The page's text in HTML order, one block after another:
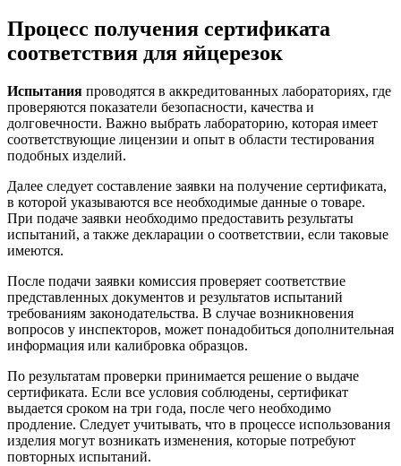
Процесс получения сертификата
соответствия для яйцерезок
Испытания проводятся в аккредитованных лабораториях, где
проверяются показатели безопасности, качества и
долговечности. Важно выбрать лабораторию, которая имеет
соответствующие лицензии и опыт в области тестирования
подобных изделий.
Далее следует составление заявки на получение сертификата,
в которой указываются все необходимые данные о товаре.
При подаче заявки необходимо предоставить результаты
испытаний, а также декларации о соответствии, если таковые
имеются.
После подачи заявки комиссия проверяет соответствие
представленных документов и результатов испытаний
требованиям законодательства. В случае возникновения
вопросов у инспекторов, может понадобиться дополнительная
информация или калибровка образцов.
По результатам проверки принимается решение о выдаче
сертификата. Если все условия соблюдены, сертификат
выдается сроком на три года, после чего необходимо
продление. Следует учитывать, что в процессе использования
изделия могут возникать изменения, которые потребуют
повторных испытаний.